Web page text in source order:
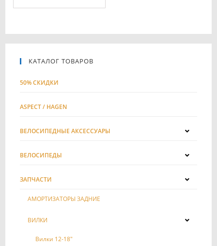
КАТАЛОГ ТОВАРОВ
50% СКИДКИ
ASPECT / HAGEN
ВЕЛОСИПЕДНЫЕ АКСЕССУАРЫ
ВЕЛОСИПЕДЫ
ЗАПЧАСТИ
АМОРТИЗАТОРЫ ЗАДНИЕ
ВИЛКИ
Вилки 12-18"